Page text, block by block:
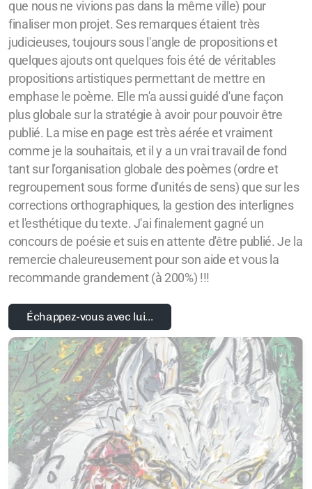
que nous ne vivions pas dans la même ville) pour
finaliser mon projet. Ses remarques étaient très
judicieuses, toujours sous l'angle de propositions et
quelques ajouts ont quelques fois été de véritables
propositions artistiques permettant de mettre en
emphase le poème. Elle m'a aussi guidé d'une façon
plus globale sur la stratégie à avoir pour pouvoir être
publié. La mise en page est très aérée et vraiment
comme je la souhaitais, et il y a un vrai travail de fond
tant sur l'organisation globale des poèmes (ordre et
regroupement sous forme d'unités de sens) que sur les
corrections orthographiques, la gestion des interlignes
et l'esthétique du texte. J'ai finalement gagné un
concours de poésie et suis en attente d'être publié. Je la
remercie chaleureusement pour son aide et vous la
recommande grandement (à 200%) !!!
Échappez-vous avec lui…